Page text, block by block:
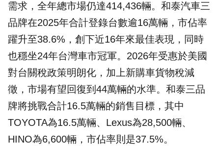
需求，全年總市場仍達414,436輛。和泰汽車三
品牌在2025年合計登錄台數逾16萬輛，市佔率
躍升至38.6%，創下近16年來最佳表現，同時
也穩坐24年台灣車市冠軍。2026年受惠於美國
對台關稅政策明朗化，加上新購車貨物稅減
徵，市場有望回復到44萬輛的水準。和泰三品
牌將挑戰合計16.5萬輛的銷售目標，其中
TOYOTA為16.5萬輛、Lexus為28,500輛、
HINO為6,600輛，市佔率則是37.5%。